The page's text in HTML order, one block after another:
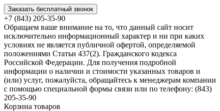
Заказать бесплатный звонок
+7 (843) 205-35-90
Обращаем ваше внимание на то, что данный сайт носит
исключительно информационный характер и ни при каких
условиях не является публичной офертой, определяемой
положениями Статьи 437(2). Гражданского кодекса
Российской Федерации. Для получения подробной
информации о наличии и стоимости указанных товаров и
(или) услуг, пожалуйста, обращайтесь к менеджерам компании
с помощью специальной формы связи или по телефону: (843)
205-35-90
Корзина товаров